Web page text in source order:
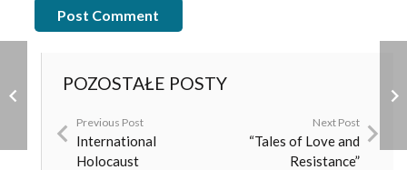
Post Comment
POZOSTAŁE POSTY
Previous Post
International
Holocaust
Next Post
“Tales of Love and
Resistance”